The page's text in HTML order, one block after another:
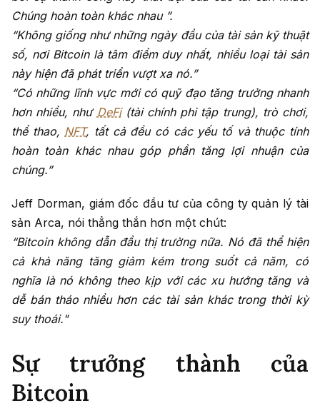
Chúng hoàn toàn khác nhau ”.
“Không giống như những ngày đầu của tài sản kỹ thuật
số, nơi Bitcoin là tâm điểm duy nhất, nhiều loại tài sản
này hiện đã phát triển vượt xa nó.”
“Có những lĩnh vực mới có quỹ đạo tăng trưởng nhanh
hơn nhiều, như DeFi(tài chính phi tập trung), trò chơi,
thể thao, NFT, tất cả đều có các yếu tố và thuộc tính
hoàn toàn khác nhau góp phần tăng lợi nhuận của
chúng.”
Jeff Dorman, giám đốc đầu tư của công ty quản lý tài
sản Arca, nói thẳng thắn hơn một chút:
“Bitcoin không dẫn đầu thị trường nữa. Nó đã thể hiện
cả khả năng tăng giảm kém trong suốt cả năm, có
nghĩa là nó không theo kịp với các xu hướng tăng và
dễ bán tháo nhiều hơn các tài sản khác trong thời kỳ
suy thoái."
Sự trưởng thành của
Bitcoin